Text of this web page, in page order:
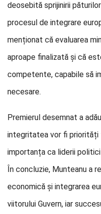
deosebită sprijinirii
procesul de integrare
menționat că evaluarea
aproape finalizată și că
competente, capabile să
necesare.
Premierul desemnat a
integritatea vor fi priorități
importanța ca liderii
În concluzie, Munteanu a
economică și integrarea
viitorului Guvern, iar